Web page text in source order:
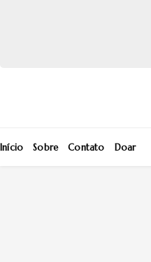
Início Sobre Contato Doar